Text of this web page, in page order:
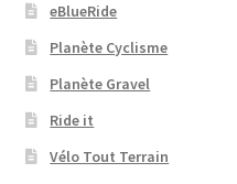
eBlueRide
Planète Cyclisme
Planète Gravel
Ride it
Vélo Tout Terrain